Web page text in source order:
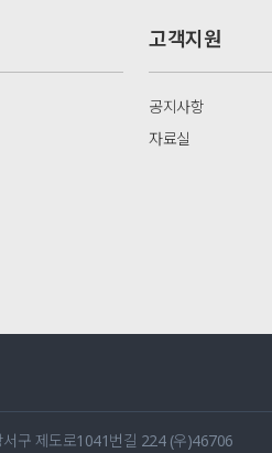
고객지원
공지사항
자료실
서구 제도로1041번길 224 (우)46706